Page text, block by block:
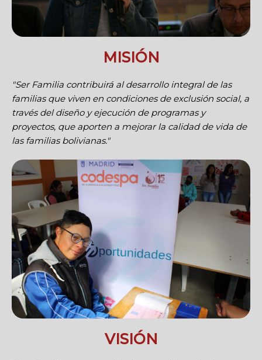
MISIÓN
"Ser Familia contribuirá al desarrollo integral de las
familias que viven en condiciones de exclusión social, a
través del diseño y ejecución de programas y
proyectos, que aporten a mejorar la calidad de vida de
las familias bolivianas."
VISIÓN